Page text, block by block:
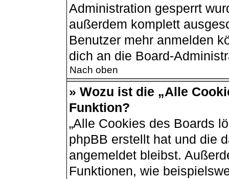
Administration gesperrt
außerdem komplett
Benutzer mehr anmelden
dich an die Board-
Nach oben
» Wozu ist die „Alle
Funktion?
„Alle Cookies des Boards
phpBB erstellt hat und die
angemeldet bleibst.
Funktionen, wie